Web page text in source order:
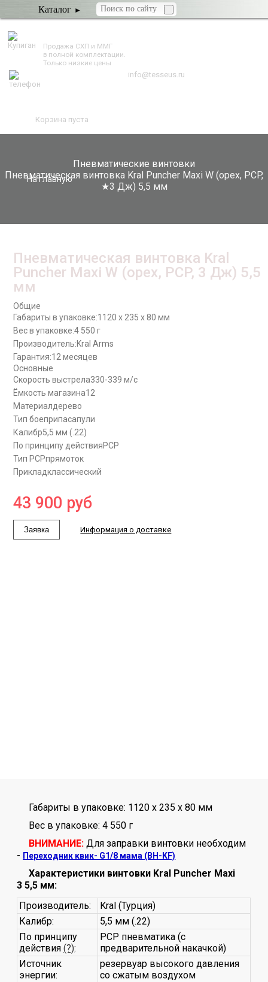
Каталог
Продажа СХП и ММГ
в полной комплектации.
Только низкие цены
info@tesseus.ru
Корзина пуста
Пневматические винтовки
Пневматическая винтовка Kral Puncher Maxi W (орех, PCP,
★3 Дж) 5,5 мм
На главную
Пневматическая винтовка Kral
Puncher Maxi W (орех, PCP, 3 Дж) 5,5
мм
Общие
Габариты в упаковке:1120 x 235 x 80 мм
Вес в упаковке:4 550 г
Производитель:Kral Arms
Гарантия:12 месяцев
Основные
Скорость выстрела330-339 м/с
Ёмкость магазина12
Материалдерево
Тип боеприпасапули
Калибр5,5 мм (.22)
По принципу действияPCP
Тип PCPпрямоток
Прикладклассический
43 900 руб
Заявка Информация о доставке
Габариты в упаковке: 1120 x 235 x 80 мм
Вес в упаковке: 4 550 г
ВНИМАНИЕ:Для заправки винтовки необходим
- Переходник квик- G1/8 мама (BH-KF)
Характеристики винтовки Kral Puncher Maxi
3 5,5 мм:
Производитель:
Kral (Турция)
Калибр:
5,5 мм (.22)
По принципу
действия(?):
PCP пневматика (с
предварительной накачкой)
Источник
энергии:
резервуар высокого давления
со сжатым воздухом